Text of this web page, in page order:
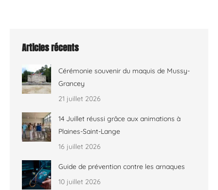
Articles récents
Cérémonie souvenir du maquis de Mussy-
Grancey
21 juillet 2026
14 Juillet réussi grâce aux animations à
Plaines-Saint-Lange
16 juillet 2026
Guide de prévention contre les arnaques
10 juillet 2026